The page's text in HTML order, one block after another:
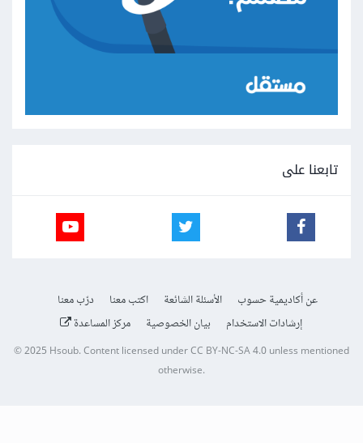
تابعنا على
عن أكاديمية حسوب الأسئلة الشائعة اكتب معنا
درّب معنا
إرشادات الاستخدام
بيان الخصوصية مركز المساعدة
© 2025 Hsoub.Content licensed underCC BY-NC-SA 4.0unless mentioned
otherwise.